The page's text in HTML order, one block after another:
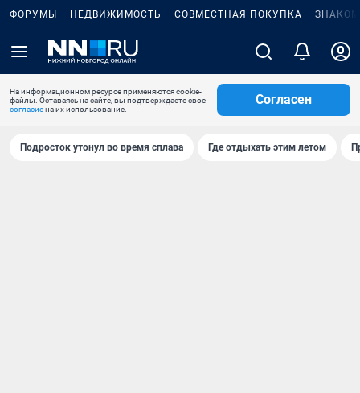
ФОРУМЫ НЕДВИЖИМОСТЬ СОВМЕСТНАЯ ПОКУПКА
На информационном ресурсе применяются cookie-
файлы. Оставаясь на сайте, вы подтверждаете свое
согласиена их использование.
Согласен
Подросток утонул во время сплава Где отдыхать этим летом